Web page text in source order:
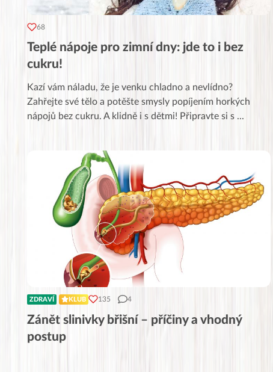
68
Teplé nápoje pro zimní dny: jde to i bez
cukru!
Kazí vám náladu, že je venku chladno a nevlídno?
Zahřejte své tělo a potěšte smysly popíjením horkých
nápojů bez cukru. A klidně i s dětmi! Připravte si s ...
ZDRAVÍ KLUB 135 4
Zánět slinivky břišní – příčiny a vhodný
postup